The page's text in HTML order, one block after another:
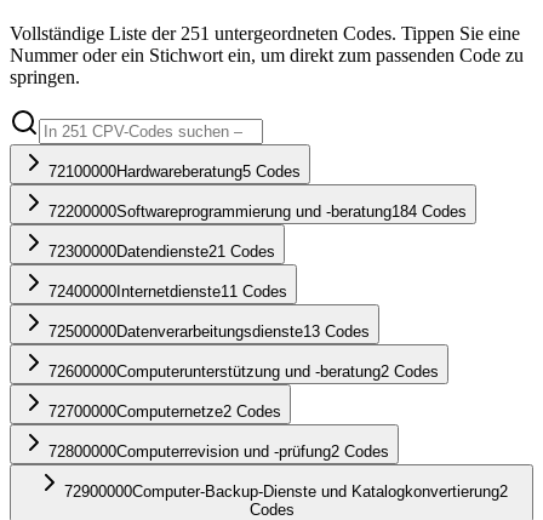
Vollständige Liste der 251 untergeordneten Codes. Tippen Sie eine
Nummer oder ein Stichwort ein, um direkt zum passenden Code zu
springen.
72100000Hardwareberatung5 Codes
72200000Softwareprogrammierung und -beratung184 Codes
72300000Datendienste21 Codes
72400000Internetdienste11 Codes
72500000Datenverarbeitungsdienste13 Codes
72600000Computerunterstützung und -beratung2 Codes
72700000Computernetze2 Codes
72800000Computerrevision und -prüfung2 Codes
72900000Computer-Backup-Dienste und Katalogkonvertierung2
Codes